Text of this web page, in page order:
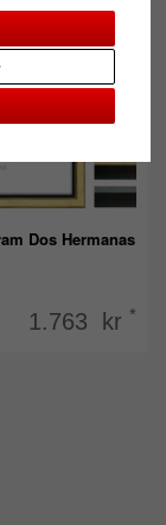
Dos Hermanas
1.763 kr *